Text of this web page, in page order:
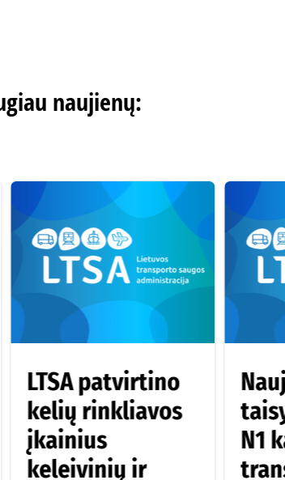
naujienų:
LTSA patvirtino
kelių rinkliavos
įkainius
keleivinių ir
N1